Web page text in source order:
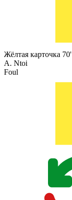
Жёлтая карточка 70'
A. Ntoi
Foul